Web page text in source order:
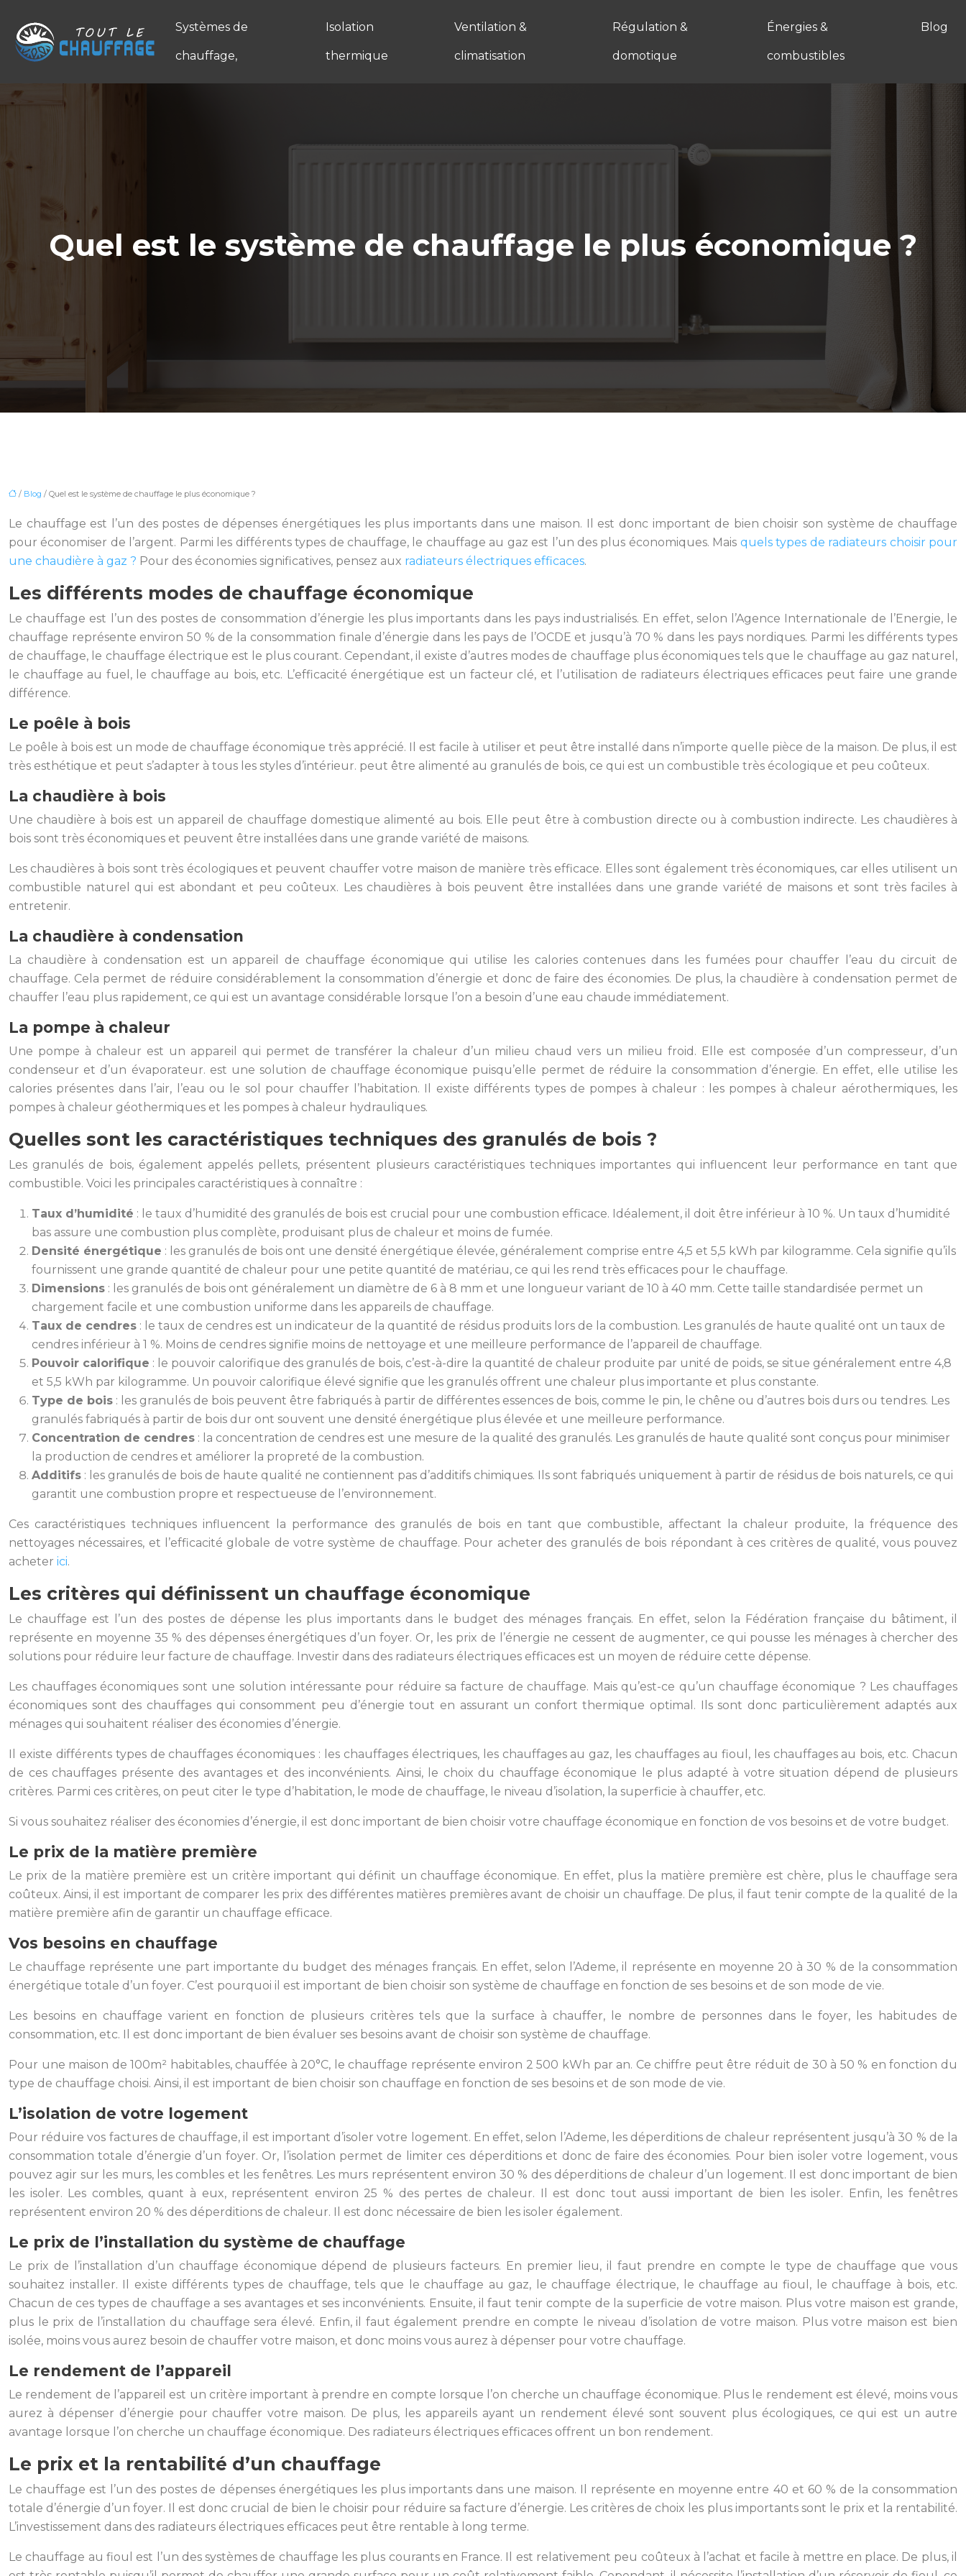
Systèmes de
chauffage,
Isolation
thermique
Ventilation &
climatisation
Régulation &
domotique
Énergies &
combustibles
Blog
Quel est le système de chauffage le plus économique ?
/ Blog / Quel est le système de chauffage le plus économique ?
Le chauffage est l’un des postes de dépenses énergétiques les plus importants dans une maison. Il est donc important de bien choisir son système de chauffage
pour économiser de l’argent. Parmi les différents types de chauffage, le chauffage au gaz est l’un des plus économiques. Mais quels types de radiateurs choisir pour
une chaudière à gaz ? Pour des économies significatives, pensez aux radiateurs électriques efficaces.
Les différents modes de chauffage économique
Le chauffage est l’un des postes de consommation d’énergie les plus importants dans les pays industrialisés. En effet, selon l’Agence Internationale de l’Energie, le
chauffage représente environ 50 % de la consommation finale d’énergie dans les pays de l’OCDE et jusqu’à 70 % dans les pays nordiques. Parmi les différents types
de chauffage, le chauffage électrique est le plus courant. Cependant, il existe d’autres modes de chauffage plus économiques tels que le chauffage au gaz naturel,
le chauffage au fuel, le chauffage au bois, etc. L’efficacité énergétique est un facteur clé, et l’utilisation de radiateurs électriques efficaces peut faire une grande
différence.
Le poêle à bois
Le poêle à bois est un mode de chauffage économique très apprécié. Il est facile à utiliser et peut être installé dans n’importe quelle pièce de la maison. De plus, il est
très esthétique et peut s’adapter à tous les styles d’intérieur. peut être alimenté au granulés de bois, ce qui est un combustible très écologique et peu coûteux.
La chaudière à bois
Une chaudière à bois est un appareil de chauffage domestique alimenté au bois. Elle peut être à combustion directe ou à combustion indirecte. Les chaudières à
bois sont très économiques et peuvent être installées dans une grande variété de maisons.
Les chaudières à bois sont très écologiques et peuvent chauffer votre maison de manière très efficace. Elles sont également très économiques, car elles utilisent un
combustible naturel qui est abondant et peu coûteux. Les chaudières à bois peuvent être installées dans une grande variété de maisons et sont très faciles à
entretenir.
La chaudière à condensation
La chaudière à condensation est un appareil de chauffage économique qui utilise les calories contenues dans les fumées pour chauffer l’eau du circuit de
chauffage. Cela permet de réduire considérablement la consommation d’énergie et donc de faire des économies. De plus, la chaudière à condensation permet de
chauffer l’eau plus rapidement, ce qui est un avantage considérable lorsque l’on a besoin d’une eau chaude immédiatement.
La pompe à chaleur
Une pompe à chaleur est un appareil qui permet de transférer la chaleur d’un milieu chaud vers un milieu froid. Elle est composée d’un compresseur, d’un
condenseur et d’un évaporateur. est une solution de chauffage économique puisqu’elle permet de réduire la consommation d’énergie. En effet, elle utilise les
calories présentes dans l’air, l’eau ou le sol pour chauffer l’habitation. Il existe différents types de pompes à chaleur : les pompes à chaleur aérothermiques, les
pompes à chaleur géothermiques et les pompes à chaleur hydrauliques.
Quelles sont les caractéristiques techniques des granulés de bois ?
Les granulés de bois, également appelés pellets, présentent plusieurs caractéristiques techniques importantes qui influencent leur performance en tant que
combustible. Voici les principales caractéristiques à connaître :
Taux d’humidité : le taux d’humidité des granulés de bois est crucial pour une combustion efficace. Idéalement, il doit être inférieur à 10 %. Un taux d’humidité
bas assure une combustion plus complète, produisant plus de chaleur et moins de fumée.
Densité énergétique : les granulés de bois ont une densité énergétique élevée, généralement comprise entre 4,5 et 5,5 kWh par kilogramme. Cela signifie qu’ils
fournissent une grande quantité de chaleur pour une petite quantité de matériau, ce qui les rend très efficaces pour le chauffage.
Dimensions : les granulés de bois ont généralement un diamètre de 6 à 8 mm et une longueur variant de 10 à 40 mm. Cette taille standardisée permet un
chargement facile et une combustion uniforme dans les appareils de chauffage.
Taux de cendres : le taux de cendres est un indicateur de la quantité de résidus produits lors de la combustion. Les granulés de haute qualité ont un taux de
cendres inférieur à 1 %. Moins de cendres signifie moins de nettoyage et une meilleure performance de l’appareil de chauffage.
Pouvoir calorifique : le pouvoir calorifique des granulés de bois, c’est-à-dire la quantité de chaleur produite par unité de poids, se situe généralement entre 4,8
et 5,5 kWh par kilogramme. Un pouvoir calorifique élevé signifie que les granulés offrent une chaleur plus importante et plus constante.
Type de bois : les granulés de bois peuvent être fabriqués à partir de différentes essences de bois, comme le pin, le chêne ou d’autres bois durs ou tendres. Les
granulés fabriqués à partir de bois dur ont souvent une densité énergétique plus élevée et une meilleure performance.
Concentration de cendres : la concentration de cendres est une mesure de la qualité des granulés. Les granulés de haute qualité sont conçus pour minimiser
la production de cendres et améliorer la propreté de la combustion.
Additifs : les granulés de bois de haute qualité ne contiennent pas d’additifs chimiques. Ils sont fabriqués uniquement à partir de résidus de bois naturels, ce qui
garantit une combustion propre et respectueuse de l’environnement.
Ces caractéristiques techniques influencent la performance des granulés de bois en tant que combustible, affectant la chaleur produite, la fréquence des
nettoyages nécessaires, et l’efficacité globale de votre système de chauffage. Pour acheter des granulés de bois répondant à ces critères de qualité, vous pouvez
acheter ici.
Les critères qui définissent un chauffage économique
Le chauffage est l’un des postes de dépense les plus importants dans le budget des ménages français. En effet, selon la Fédération française du bâtiment, il
représente en moyenne 35 % des dépenses énergétiques d’un foyer. Or, les prix de l’énergie ne cessent de augmenter, ce qui pousse les ménages à chercher des
solutions pour réduire leur facture de chauffage. Investir dans des radiateurs électriques efficaces est un moyen de réduire cette dépense.
Les chauffages économiques sont une solution intéressante pour réduire sa facture de chauffage. Mais qu’est-ce qu’un chauffage économique ? Les chauffages
économiques sont des chauffages qui consomment peu d’énergie tout en assurant un confort thermique optimal. Ils sont donc particulièrement adaptés aux
ménages qui souhaitent réaliser des économies d’énergie.
Il existe différents types de chauffages économiques : les chauffages électriques, les chauffages au gaz, les chauffages au fioul, les chauffages au bois, etc. Chacun
de ces chauffages présente des avantages et des inconvénients. Ainsi, le choix du chauffage économique le plus adapté à votre situation dépend de plusieurs
critères. Parmi ces critères, on peut citer le type d’habitation, le mode de chauffage, le niveau d’isolation, la superficie à chauffer, etc.
Si vous souhaitez réaliser des économies d’énergie, il est donc important de bien choisir votre chauffage économique en fonction de vos besoins et de votre budget.
Le prix de la matière première
Le prix de la matière première est un critère important qui définit un chauffage économique. En effet, plus la matière première est chère, plus le chauffage sera
coûteux. Ainsi, il est important de comparer les prix des différentes matières premières avant de choisir un chauffage. De plus, il faut tenir compte de la qualité de la
matière première afin de garantir un chauffage efficace.
Vos besoins en chauffage
Le chauffage représente une part importante du budget des ménages français. En effet, selon l’Ademe, il représente en moyenne 20 à 30 % de la consommation
énergétique totale d’un foyer. C’est pourquoi il est important de bien choisir son système de chauffage en fonction de ses besoins et de son mode de vie.
Les besoins en chauffage varient en fonction de plusieurs critères tels que la surface à chauffer, le nombre de personnes dans le foyer, les habitudes de
consommation, etc. Il est donc important de bien évaluer ses besoins avant de choisir son système de chauffage.
Pour une maison de 100m² habitables, chauffée à 20°C, le chauffage représente environ 2 500 kWh par an. Ce chiffre peut être réduit de 30 à 50 % en fonction du
type de chauffage choisi. Ainsi, il est important de bien choisir son chauffage en fonction de ses besoins et de son mode de vie.
L’isolation de votre logement
Pour réduire vos factures de chauffage, il est important d’isoler votre logement. En effet, selon l’Ademe, les déperditions de chaleur représentent jusqu’à 30 % de la
consommation totale d’énergie d’un foyer. Or, l’isolation permet de limiter ces déperditions et donc de faire des économies. Pour bien isoler votre logement, vous
pouvez agir sur les murs, les combles et les fenêtres. Les murs représentent environ 30 % des déperditions de chaleur d’un logement. Il est donc important de bien
les isoler. Les combles, quant à eux, représentent environ 25 % des pertes de chaleur. Il est donc tout aussi important de bien les isoler. Enfin, les fenêtres
représentent environ 20 % des déperditions de chaleur. Il est donc nécessaire de bien les isoler également.
Le prix de l’installation du système de chauffage
Le prix de l’installation d’un chauffage économique dépend de plusieurs facteurs. En premier lieu, il faut prendre en compte le type de chauffage que vous
souhaitez installer. Il existe différents types de chauffage, tels que le chauffage au gaz, le chauffage électrique, le chauffage au fioul, le chauffage à bois, etc.
Chacun de ces types de chauffage a ses avantages et ses inconvénients. Ensuite, il faut tenir compte de la superficie de votre maison. Plus votre maison est grande,
plus le prix de l’installation du chauffage sera élevé. Enfin, il faut également prendre en compte le niveau d’isolation de votre maison. Plus votre maison est bien
isolée, moins vous aurez besoin de chauffer votre maison, et donc moins vous aurez à dépenser pour votre chauffage.
Le rendement de l’appareil
Le rendement de l’appareil est un critère important à prendre en compte lorsque l’on cherche un chauffage économique. Plus le rendement est élevé, moins vous
aurez à dépenser d’énergie pour chauffer votre maison. De plus, les appareils ayant un rendement élevé sont souvent plus écologiques, ce qui est un autre
avantage lorsque l’on cherche un chauffage économique. Des radiateurs électriques efficaces offrent un bon rendement.
Le prix et la rentabilité d’un chauffage
Le chauffage est l’un des postes de dépenses énergétiques les plus importants dans une maison. Il représente en moyenne entre 40 et 60 % de la consommation
totale d’énergie d’un foyer. Il est donc crucial de bien le choisir pour réduire sa facture d’énergie. Les critères de choix les plus importants sont le prix et la rentabilité.
L’investissement dans des radiateurs électriques efficaces peut être rentable à long terme.
Le chauffage au fioul est l’un des systèmes de chauffage les plus courants en France. Il est relativement peu coûteux à l’achat et facile à mettre en place. De plus, il